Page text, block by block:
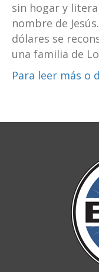
sin hogar y
nombre de
dólares se
una familia de
Para leer más o